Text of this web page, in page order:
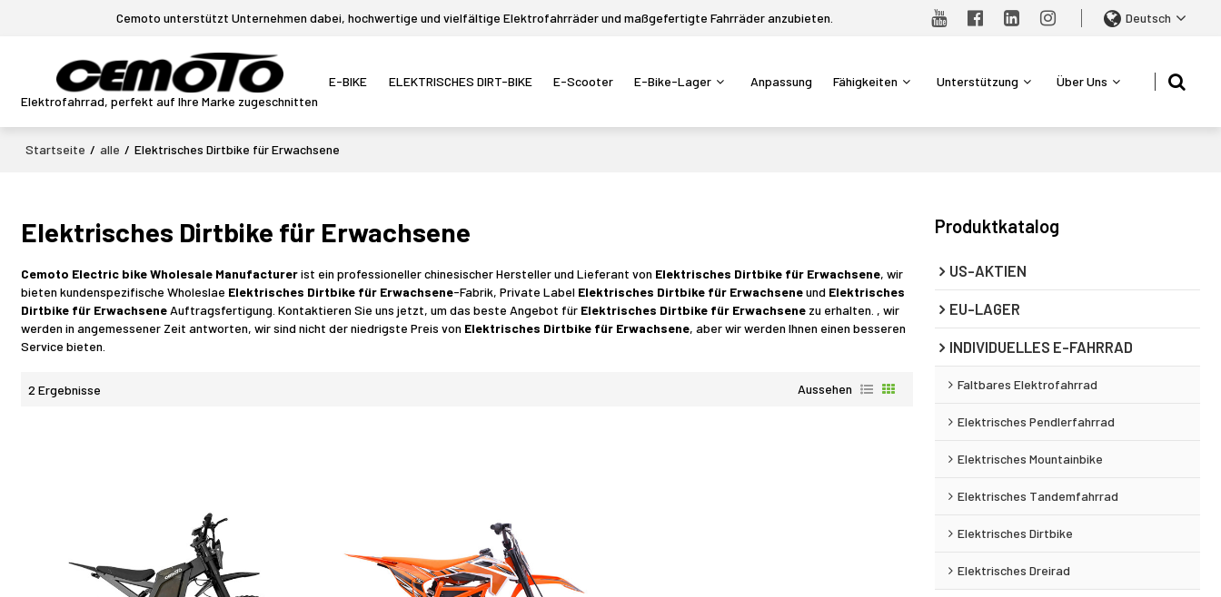
Cemoto unterstützt Unternehmen dabei, hochwertige und vielfältige Elektrofahrräder und maßgefertigte Fahrräder anzubieten. Deutsch
Elektrofahrrad, perfekt auf Ihre Marke zugeschnitten
E-BIKE ELEKTRISCHES DIRT-BIKE E-Scooter E-Bike-Lager Anpassung Fähigkeiten Unterstützung Über Uns
Startseite / alle / Elektrisches Dirtbike für Erwachsene
Elektrisches Dirtbike für Erwachsene
Cemoto Electric bike Wholesale Manufacturerist ein professioneller chinesischer Hersteller und Lieferant von Elektrisches Dirtbike für Erwachsene, wir
bieten kundenspezifische Wholeslae Elektrisches Dirtbike für Erwachsene-Fabrik, Private Label Elektrisches Dirtbike für Erwachseneund Elektrisches
Dirtbike für Erwachsene Auftragsfertigung. Kontaktieren Sie uns jetzt, um das beste Angebot für Elektrisches Dirtbike für Erwachsene zu erhalten. , wir
werden in angemessener Zeit antworten, wir sind nicht der niedrigste Preis von Elektrisches Dirtbike für Erwachsene, aber wir werden Ihnen einen besseren
Service bieten.
2 Ergebnisse Aussehen
Produktkatalog
US-AKTIEN
EU-LAGER
INDIVIDUELLES E-FAHRRAD
Faltbares Elektrofahrrad
Elektrisches Pendlerfahrrad
Elektrisches Mountainbike
Elektrisches Tandemfahrrad
Elektrisches Dirtbike
Elektrisches Dreirad